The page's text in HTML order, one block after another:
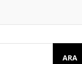
ARA